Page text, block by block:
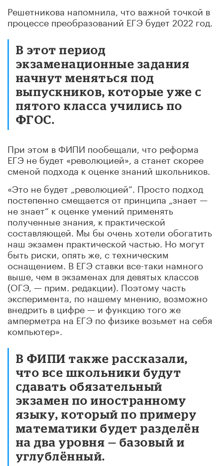
Решетникова напомнила, что важной точкой в
процессе преобразований ЕГЭ будет 2022 год.
В этот период
экзаменационные задания
начнут меняться под
выпускников, которые уже с
пятого класса учились по
ФГОС.
При этом в ФИПИ пообещали, что реформа
ЕГЭ не будет «революцией», а станет скорее
сменой подхода к оценке знаний школьников.
«Это не будет „революцией“. Просто подход
постепенно смещается от принципа „знает —
не знает“ к оценке умений применять
полученные знания, к практической
составляющей. Мы бы очень хотели обогатить
наш экзамен практической частью. Но могут
быть риски, опять же, с техническим
оснащением. В ЕГЭ ставки все-таки намного
выше, чем в экзаменах для девятых классов
(ОГЭ, — прим. редакции). Поэтому часть
эксперимента, по нашему мнению, возможно
внедрить в цифре — и функцию того же
амперметра на ЕГЭ по физике возьмет на себя
компьютер».
В ФИПИ также рассказали,
что все школьники будут
сдавать обязательный
экзамен по иностранному
языку, который по примеру
математики будет разделён
на два уровня — базовый и
углублённый.